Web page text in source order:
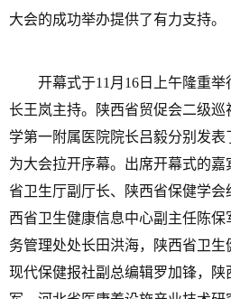
大会的成功举办提供了有力支持。
开幕式于11月16日上午隆重举
长王岚主持。陕西省贸促会二级
学第一附属医院院长吕毅分别发表
为大会拉开序幕。出席开幕式的
省卫生厅副厅长、陕西省保健学
西省卫生健康信息中心副主任陈
务管理处处长田洪海，陕西省卫生
现代保健报社副总编辑罗加锋，陕